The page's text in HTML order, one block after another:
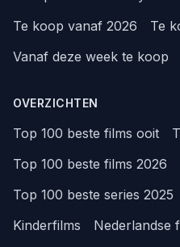
Te koop vanaf 2026
Te
Vanaf deze week te koop
OVERZICHTEN
Top 100 beste films ooit
Top 100 beste films 2026
Top 100 beste series 2025
Kinderfilms
Nederlandse